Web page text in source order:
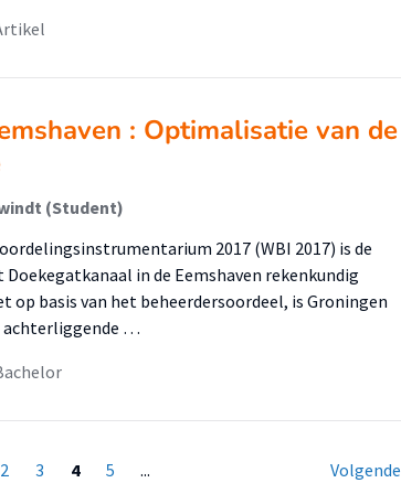
: Optimalisatie van de
(Student)
2017 (WBI 2017) is de
in de Eemshaven rekenkundig
op basis van het beheerdersoordeel, is Groningen
achterliggende …
2 3 4 5 ... Volgende